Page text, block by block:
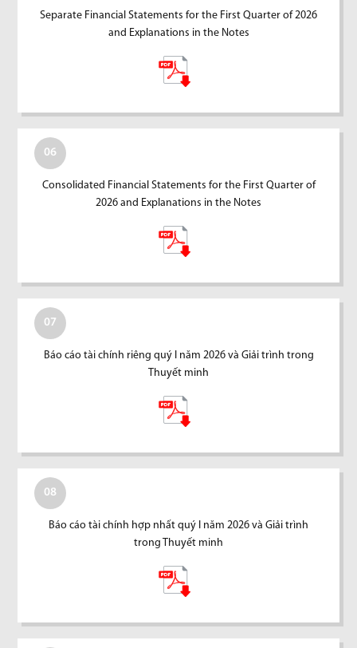
Separate Financial Statements for the First Quarter of 2026
and Explanations in the Notes
06
Consolidated Financial Statements for the First Quarter of
2026 and Explanations in the Notes
07
Báo cáo tài chính riêng quý I năm 2026 và Giải trình trong
Thuyết minh
08
Báo cáo tài chính hợp nhất quý I năm 2026 và Giải trình
trong Thuyết minh